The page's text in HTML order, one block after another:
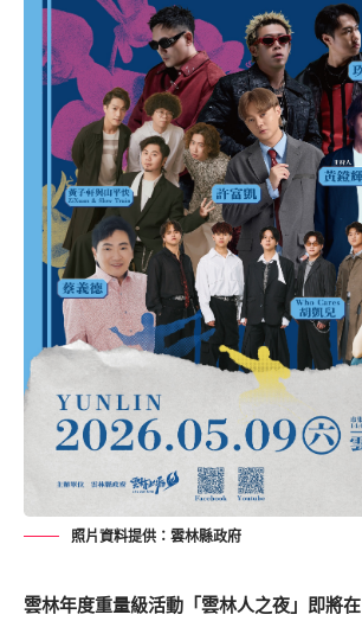
照片資料提供：雲林縣政府
雲林年度重量級活動「雲林人之夜」即將在